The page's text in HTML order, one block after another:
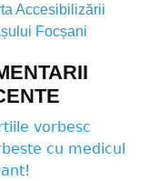
Accesibilizării
Focșani
vorbesc
cu medicul